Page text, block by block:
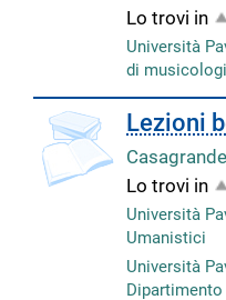
Lo trovi in
Università
di
Lezioni
Lo trovi in
Università
Umanistici
Università